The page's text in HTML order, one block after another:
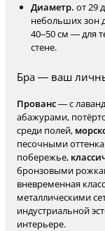
Диаметр. от 29
небольших зон
40–50 см — для
стене.
Бра — ваш
Прованс— с
абажурами,
среди полей,
песочными
побережье,
бронзовыми
вневременная
металлическими
индустриальной
интерьере.